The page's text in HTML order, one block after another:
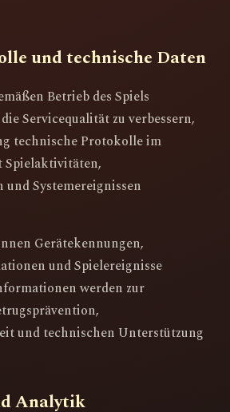
und technische Daten
Betrieb des Spiels
Servicequalität zu verbessern,
technische Protokolle im
Spielaktivitäten,
Systemereignissen
Gerätekennungen,
und Spielereignisse
werden zur
und technischen Unterstützung
Analytik